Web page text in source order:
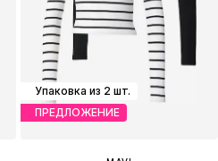
Упаковка из 2 шт.
ПРЕДЛОЖЕНИЕ